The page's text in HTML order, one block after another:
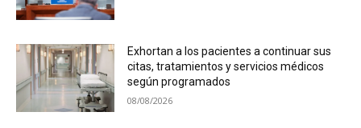
Exhortan a los pacientes a continuar sus
citas, tratamientos y servicios médicos
según programados
08/08/2026